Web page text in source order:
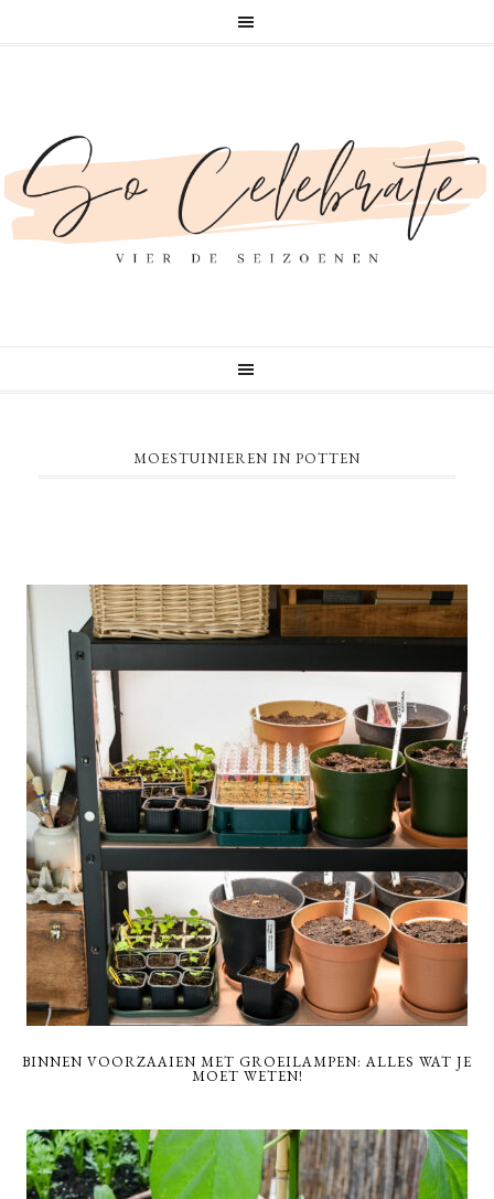
MOESTUINIEREN IN POTTEN
BINNEN VOORZAAIEN MET GROEILAMPEN: ALLES WAT JE
MOET WETEN!